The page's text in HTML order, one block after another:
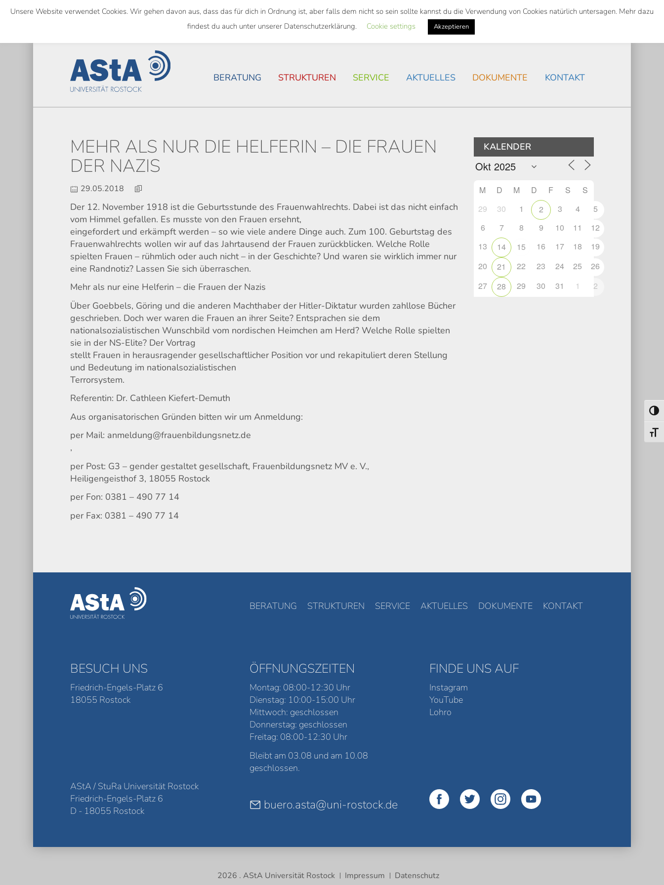
Skip
content
Suche
Search
SEMESTERTICKET ALS BUNDESWEITES TICKET AKTUELLES
BERATUNG STRUKTUREN SERVICE AKTUELLES DOKUMENTE KONTAKT
MEHR ALS NUR DIE HELFERIN – DIE FRAUEN
DER NAZIS
29.05.2018
Der 12. November 1918 ist die Geburtsstunde des Frauenwahlrechts. Dabei ist das nicht einfach
vom Himmel gefallen. Es musste von den Frauen ersehnt,
eingefordert und erkämpft werden – so wie viele andere Dinge auch. Zum 100. Geburtstag des
Frauenwahlrechts wollen wir auf das Jahrtausend der Frauen zurückblicken. Welche Rolle
spielten Frauen – rühmlich oder auch nicht – in der Geschichte? Und waren sie wirklich immer nur
eine Randnotiz? Lassen Sie sich überraschen.
Mehr als nur eine Helferin – die Frauen der Nazis
Über Goebbels, Göring und die anderen Machthaber der Hitler-Diktatur wurden zahllose Bücher
geschrieben. Doch wer waren die Frauen an ihrer Seite? Entsprachen sie dem
nationalsozialistischen Wunschbild vom nordischen Heimchen am Herd? Welche Rolle spielten
sie in der NS-Elite? Der Vortrag
stellt Frauen in herausragender gesellschaftlicher Position vor und rekapituliert deren Stellung
und Bedeutung im nationalsozialistischen
Terrorsystem.
Referentin: Dr. Cathleen Kiefert-Demuth
Aus organisatorischen Gründen bitten wir um Anmeldung:
per Mail: anmeldung@frauenbildungsnetz.de
,
per Post: G3 – gender gestaltet gesellschaft, Frauenbildungsnetz MV e. V.,
Heiligengeisthof 3, 18055 Rostock
per Fon: 0381 – 490 77 14
per Fax: 0381 – 490 77 14
KALENDER
M D M D F S
S
29
30 1 2 3 4
5
6
7 8 9 10 11
12
13
14 15 16 17 18
19
20
21 22 23 24 25
26
27
28 29 30 31 1 2
BERATUNG STRUKTUREN SERVICE AKTUELLES DOKUMENTE KONTAKT
BESUCH UNS
Friedrich-Engels-Platz 6
18055 Rostock
ÖFFNUNGSZEITEN
Montag: 08:00-12:30 Uhr
Dienstag: 10:00-15:00 Uhr
Mittwoch: geschlossen
Donnerstag: geschlossen
Freitag: 08:00-12:30 Uhr
Bleibt am 03.08 und am 10.08
geschlossen.
FINDE UNS AUF
Instagram
YouTube
Lohro
AStA / StuRa Universität Rostock
Friedrich-Engels-Platz 6
D - 18055 Rostock
buero.asta@uni-rostock.de
2026 . AStA Universität Rostock Impressum Datenschutz
Unsere Website verwendet Cookies. Wir gehen davon aus, dass das für dich in Ordnung ist, aber falls dem nicht so sein sollte kannst du die Verwendung von Cookies natürlich untersagen. Mehr dazu
findest du auch unter unserer Datenschutzerklärung.
Cookie settings Akzeptieren